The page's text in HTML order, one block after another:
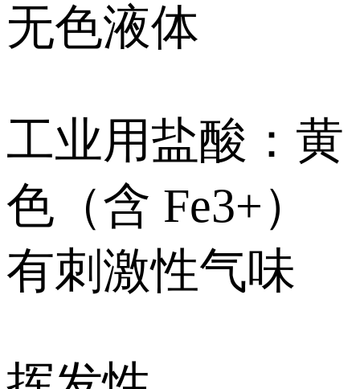
无色液体
工业用盐酸：黄
色（含 Fe3+）
有刺激性气味